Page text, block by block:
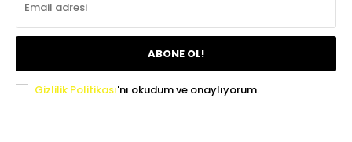
ABONE OL!
Gizlilik Politikası'nı okudum ve onaylıyorum.